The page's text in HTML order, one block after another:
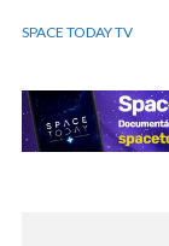
SPACE TODAY TV